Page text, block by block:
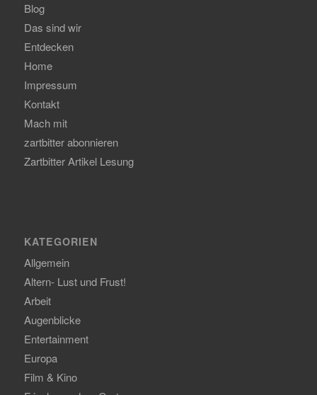
Blog
Das sind wir
Entdecken
Home
Impressum
Kontakt
Mach mit
zartbitter abonnieren
Zartbitter Artikel Lesung
KATEGORIEN
Allgemein
Altern- Lust und Frust!
Arbeit
Augenblicke
Entertainment
Europa
Film & Kino